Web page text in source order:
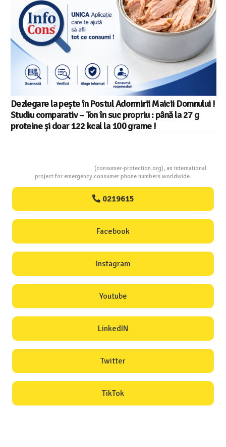
Dezlegare la pește în Postul Adormirii Maicii Domnului !
Studiu comparativ – Ton în suc propriu : până la 27 g
proteine și doar 122 kcal la 100 grame !
(consumer-protection.org), an international
project for emergency consumer phone numbers worldwide.
0219615
Facebook
Instagram
Youtube
LinkedIN
Twitter
TikTok